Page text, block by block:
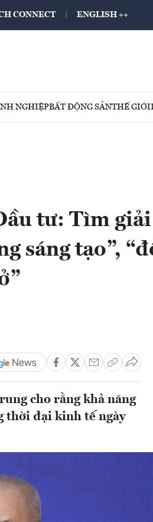
CONNECT ENGLISH ++
NGHIỆPBẤT ĐỘNG SẢNTHẾ GIỚI
tư: Tìm giải
sáng tạo”,
cho rằng khả năng
thời đại kinh tế ngày